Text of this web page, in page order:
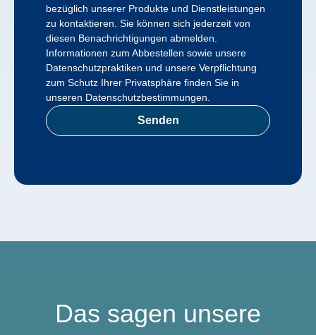
bezüglich unserer Produkte und Dienstleistungen
zu kontaktieren. Sie können sich jederzeit von
diesen Benachrichtigungen abmelden.
Informationen zum Abbestellen sowie unsere
Datenschutzpraktiken und unsere Verpflichtung
zum Schutz Ihrer Privatsphäre finden Sie in
unseren Datenschutzbestimmungen.
Das sagen unsere